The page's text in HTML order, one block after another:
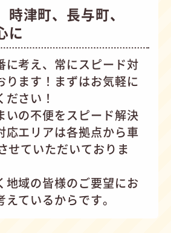
津町、長与町、
に
に考え、常にスピード対
ります！まずはお気軽に
さい！
いの不便をスピード解決
応エリアは各拠点から車
せていただいておりま
地域の皆様のご要望にお
ているからです。